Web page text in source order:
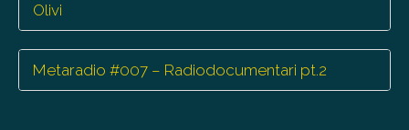
Olivi
Metaradio #007 – Radiodocumentari pt.2